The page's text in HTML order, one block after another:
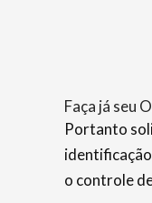
Faça já seu
Portanto
o controle